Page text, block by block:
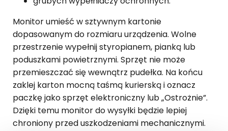
Monitor umieść w sztywnym kartonie
dopasowanym do rozmiaru urządzenia. Wolne
przestrzenie wypełnij styropianem, pianką lub
poduszkami powietrznymi. Sprzęt nie może
przemieszczać się wewnątrz pudełka. Na końcu
zaklej karton mocną taśmą kurierską i oznacz
paczkę jako sprzęt elektroniczny lub „Ostrożnie”.
Dzięki temu monitor do wysyłki będzie lepiej
chroniony przed uszkodzeniami mechanicznymi.